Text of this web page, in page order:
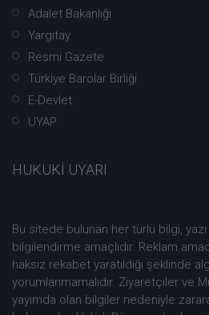
Adalet Bakanlığı
Yargıtay
Resmi Gazete
Türkiye Barolar Birliği
E-Devlet
UYAP
HUKUKİ UYARI
Bu sitede bulunan her türlü bilgi, yazı
bilgilendirme amaçlıdır. Reklam
haksız rekabet yaratıldığı şeklinde
yorumlanmamalıdır. Ziyaretçiler ve
yayımda olan bilgiler nedeniyle zarara